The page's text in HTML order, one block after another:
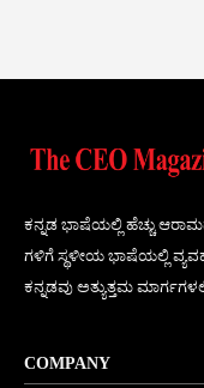
ಕನ್ನಡ ಭಾಷೆಯಲ್ಲಿ ಹೆಚ್ಚು
ಗಳಿಗೆ ಸ್ಥಳೀಯ ಭಾಷೆಯಲ್ಲಿ
ಕನ್ನಡವು ಅತ್ಯುತ್ತಮ
COMPANY